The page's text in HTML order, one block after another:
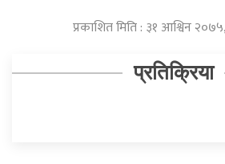
प्रकाशित मिति : ३१ आश्विन
प्रतिक्रिया